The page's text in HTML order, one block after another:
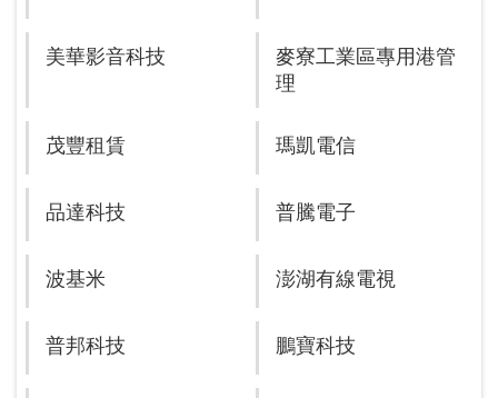
美華影音科技
麥寮工業區專用港管
理
茂豐租賃 瑪凱電信
品達科技 普騰電子
波基米 澎湖有線電視
普邦科技 鵬寶科技